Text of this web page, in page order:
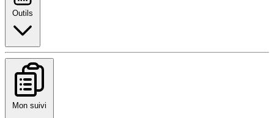
Outils
Mon suivi